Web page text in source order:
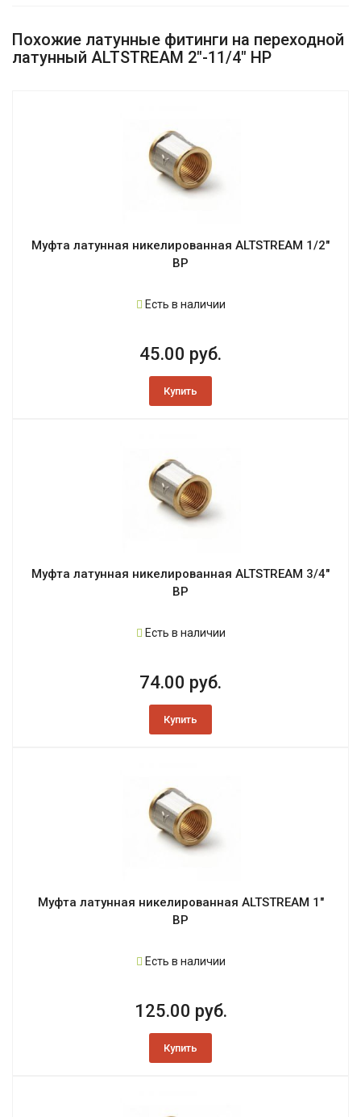
Похожие латунные фитинги на переходной
латунный ALTSTREAM 2"-11/4" НР
Муфта латунная никелированная ALTSTREAM 1/2"
ВР
Есть в наличии
45.00 руб.
Купить
Муфта латунная никелированная ALTSTREAM 3/4"
ВР
Есть в наличии
74.00 руб.
Купить
Муфта латунная никелированная ALTSTREAM 1"
ВР
Есть в наличии
125.00 руб.
Купить